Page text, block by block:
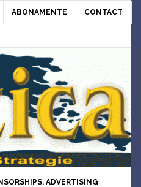
ABONAMENTE CONTACT
ADVERTISING